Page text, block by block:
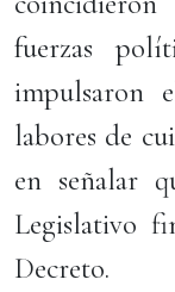
fuerzas
impulsaron
labores de
en señalar
Legislativo
Decreto.